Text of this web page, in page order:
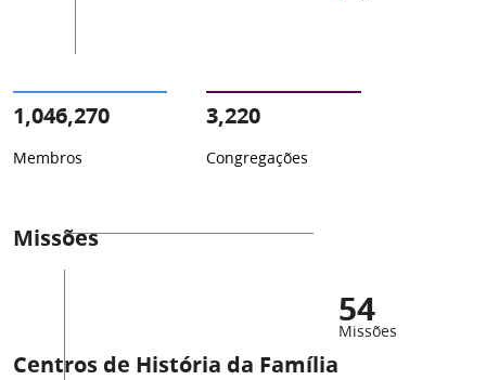
1,046,270
Membros
3,220
Congregações
Missões
54
Missões
Centros de História da Família